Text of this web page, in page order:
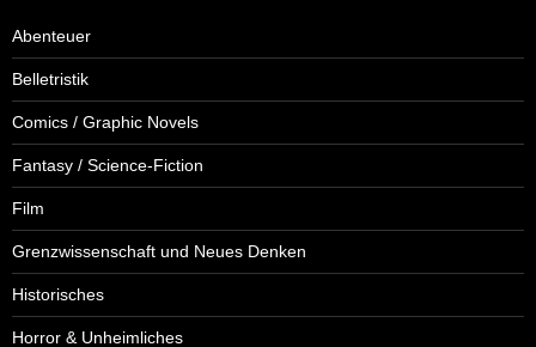
Abenteuer
Belletristik
Comics / Graphic Novels
Fantasy / Science-Fiction
Film
Grenzwissenschaft und Neues Denken
Historisches
Horror & Unheimliches